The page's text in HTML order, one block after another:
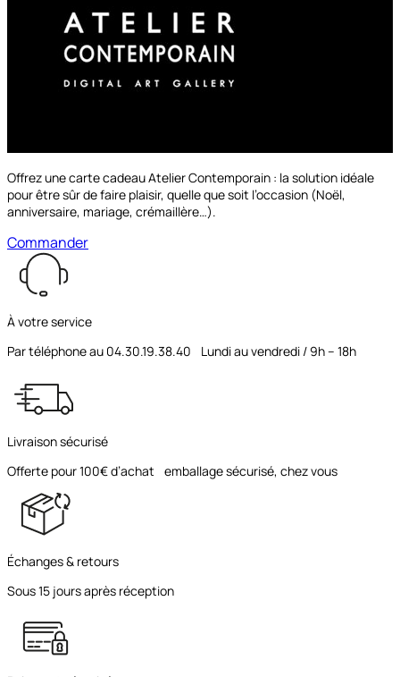
Offrez une carte cadeau Atelier Contemporain : la solution idéale
pour être sûr de faire plaisir, quelle que soit l’occasion (Noël,
anniversaire, mariage, crémaillère…).
Commander
À votre service
Par téléphone au 04.30.19.38.40 Lundi au vendredi / 9h – 18h
Livraison sécurisé
Offerte pour 100€ d’achat emballage sécurisé, chez vous
Échanges & retours
Sous 15 jours après réception